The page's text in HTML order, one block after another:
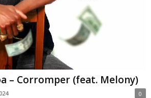
– Corromper (feat. Melony)
0